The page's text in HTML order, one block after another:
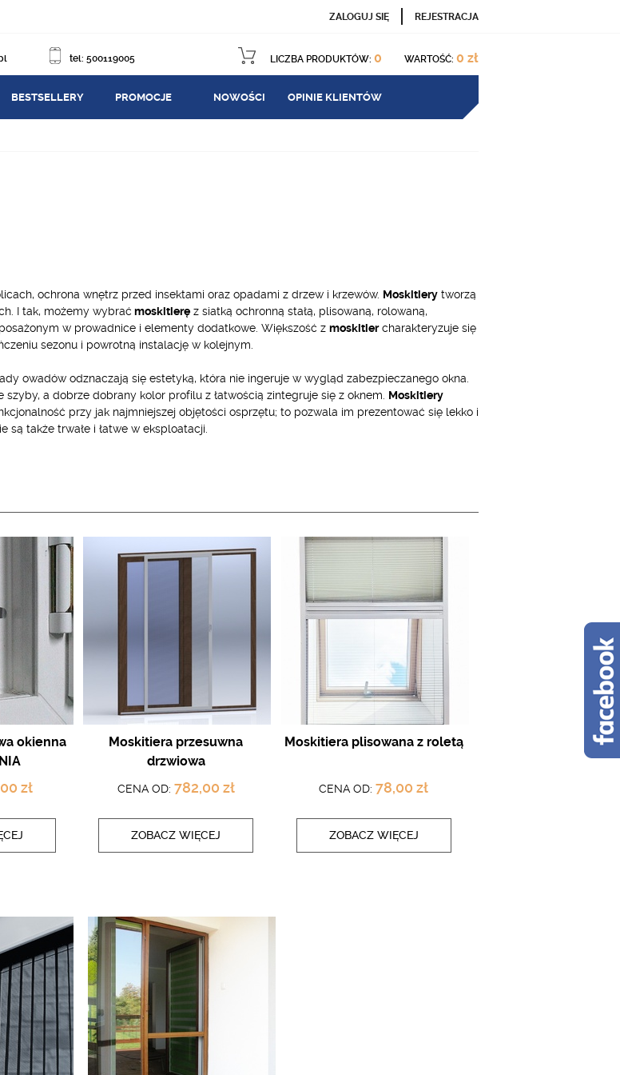
ZALOGUJ SIĘ REJESTRACJA
tel: 500119005 LICZBA PRODUKTÓW: 0 WARTOŚĆ: 0 zł
BESTSELLERY PROMOCJE NOWOŚCI OPINIE KLIENTÓW
ochrona wnętrz przed insektami oraz opadami z drzew i krzewów. Moskitiery tworzą
I tak, możemy wybrać moskitierę z siatką ochronną stałą, plisowaną, rolowaną,
w prowadnice i elementy dodatkowe. Większość z moskitiercharakteryzuje się
sezonu i powrotną instalację w kolejnym.
owadów odznaczają się estetyką, która nie ingeruje w wygląd zabezpieczanego okna.
szyby, a dobrze dobrany kolor profilu z łatwością zintegruje się z oknem. Moskitiery
przy jak najmniejszej objętości osprzętu; to pozwala im prezentować się lekko i
są także trwałe i łatwe w eksploatacji.
okienna
zł
Moskitiera przesuwna
drzwiowa
CENA OD: 782,00 zł
ZOBACZ WIĘCEJ
Moskitiera plisowana z roletą
CENA OD:78,00 zł
ZOBACZ WIĘCEJ